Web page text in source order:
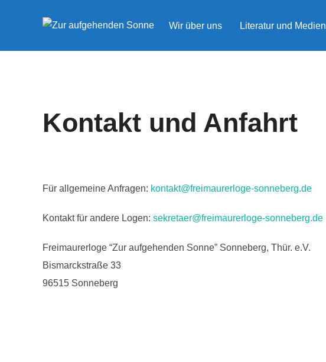
Wir über uns Literatur und Medien
Kontakt und Anfahrt
Für allgemeine Anfragen: kontakt@freimaurerloge-sonneberg.de
Kontakt für andere Logen: sekretaer@freimaurerloge-sonneberg.de
Freimaurerloge “Zur aufgehenden Sonne” Sonneberg, Thür. e.V.
Bismarckstraße 33
96515 Sonneberg